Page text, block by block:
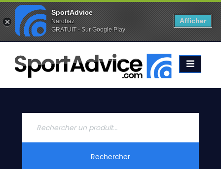
Favoris (0) Alertes (0)
ACCUEIL
SKIS
2020
Rechercher
SportAdvice
Narobaz
GRATUIT - Sur Google Play
Afficher